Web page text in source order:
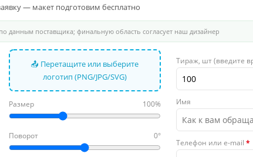
— макет подготовим бесплатно
данным поставщика; финальную область согласует наш дизайнер
Фото 8
📤 Перетащите или выберите
логотип (PNG/JPG/SVG)
Размер 100%
Поворот 0°
Тираж, шт (введите
Имя
Телефон или e-mail *